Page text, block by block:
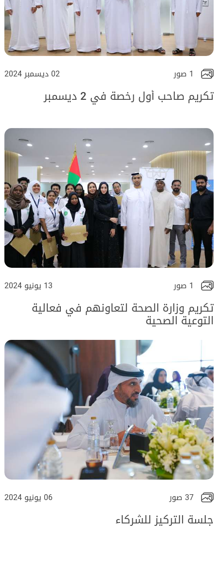
1 صور 02 ديسمبر 2024
تكريم صاحب أول رخصة في 2 ديسمبر
1 صور 13 يونيو 2024
تكريم وزارة الصحة لتعاونهم في فعالية
التوعية الصحية
37 صور 06 يونيو 2024
جلسة التركيز للشركاء